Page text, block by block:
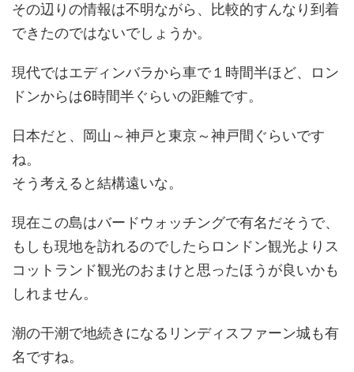
その辺りの情報は不明ながら、比較的すんなり到着
できたのではないでしょうか。
現代ではエディンバラから車で１時間半ほど、ロン
ドンからは6時間半ぐらいの距離です。
日本だと、岡山～神戸と東京～神戸間ぐらいです
ね。
そう考えると結構遠いな。
現在この島はバードウォッチングで有名だそうで、
もしも現地を訪れるのでしたらロンドン観光よりス
コットランド観光のおまけと思ったほうが良いかも
しれません。
潮の干潮で地続きになるリンディスファーン城も有
名ですね。